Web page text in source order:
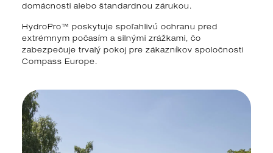
domácnosti alebo štandardnou zárukou.
HydroPro™ poskytuje spoľahlivú ochranu pred
extrémnym počasím a silnými zrážkami, čo
zabezpečuje trvalý pokoj pre zákazníkov spoločnosti
Compass Europe.